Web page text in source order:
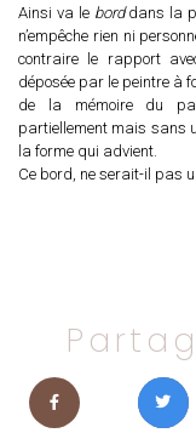
Ainsi va le borddans la
n’empêche rien ni
contraire le rapport
déposée par le peintre à
de la mémoire du
partiellement mais sans
la forme qui advient.
Ce bord, ne serait-il pas